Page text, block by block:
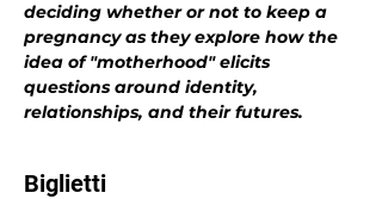
deciding whether or not to keep a
pregnancy as they explore how the
idea of "motherhood" elicits
questions around identity,
relationships, and their futures.
Biglietti